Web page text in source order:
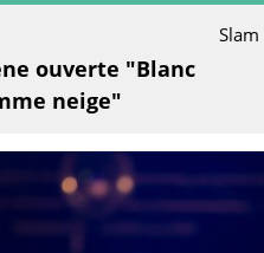
Slam
ouverte "Blanc
neige"